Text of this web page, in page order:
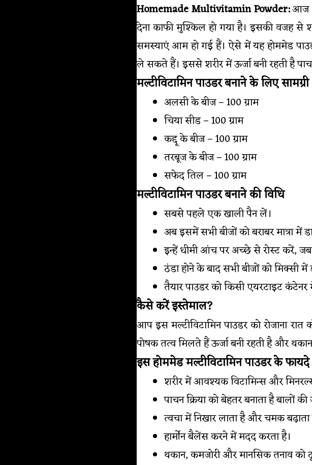
Homemade Multivitamin Powder:आज
देना काफी मुश्किल हो गया है। इसकी वजह से
समस्याएं आम हो गई हैं। ऐसे में यह होममेड
ले सकते हैं। इससे शरीर में ऊर्जा बनी रहती है
मल्टीविटामिन पाउडर बनाने के लिए सामग्री
अलसी के बीज – 100 ग्राम
चिया सीड – 100 ग्राम
कद्दू के बीज – 100 ग्राम
तरबूज के बीज – 100 ग्राम
सफेद तिल – 100 ग्राम
मल्टीविटामिन पाउडर बनाने की विधि
सबसे पहले एक खाली पैन लें।
अब इसमें सभी बीजों को बराबर मात्रा में
इन्हें धीमी आंच पर अच्छे से रोस्ट करें,
ठंडा होने के बाद सभी बीजों को मिक्सी
तैयार पाउडर को किसी एयरटाइट
कैसे करें इस्तेमाल?
आप इस मल्टीविटामिन पाउडर को रोजाना
पोषक तत्व मिलते हैं ऊर्जा बनी रहती है और थकान
इस होममेड मल्टीविटामिन पाउडर के फायदे
शरीर में आवश्यक विटामिन्स और
पाचन क्रिया को बेहतर बनाता है
त्वचा में निखार लाता है और चमक
हार्मोन बैलेंस करने में मदद करता है।
थकान, कमजोरी और मानसिक तनाव को